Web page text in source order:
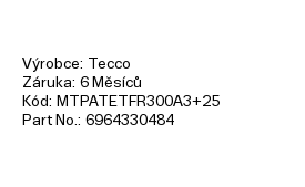
Výrobce Tecco
Záruka 6 Měsíců
Kód
MTPATETFR300A3+25
Part No. 6964330484